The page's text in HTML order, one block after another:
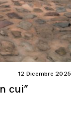
12 Dicembre 2025
cui”